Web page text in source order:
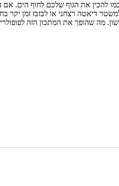
להכין את הגוף שלכם לחוף הים.
דיאטה רצחני או לבזבז זמן
מה שהופך את המתכון הזה